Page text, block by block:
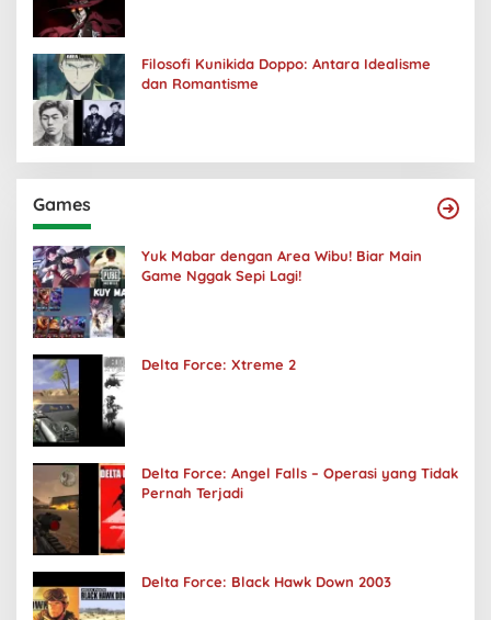
Filosofi Kunikida Doppo: Antara Idealisme
dan Romantisme
Games
Yuk Mabar dengan Area Wibu! Biar Main
Game Nggak Sepi Lagi!
Delta Force: Xtreme 2
Delta Force: Angel Falls – Operasi yang Tidak
Pernah Terjadi
Delta Force: Black Hawk Down 2003